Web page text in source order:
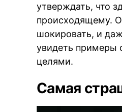
утверждать, что
происходящему.
шокировать, и
увидеть примеры
целями.
Самая